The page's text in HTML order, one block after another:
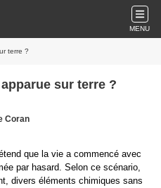
MENU
terre ?
sur terre ?
Coran
que la vie a commencé avec
par hasard. Selon ce scénario,
divers éléments chimiques sans